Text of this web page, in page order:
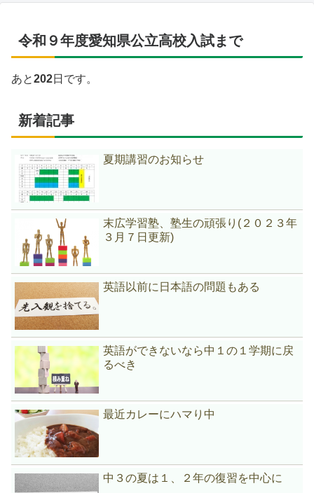
令和９年度愛知県公立高校入試まで
あと202日です。
新着記事
夏期講習のお知らせ
末広学習塾、塾生の頑張り(２０２３年
３月７日更新)
英語以前に日本語の問題もある
英語ができないなら中１の１学期に戻
るべき
最近カレーにハマり中
中３の夏は１、２年の復習を中心に